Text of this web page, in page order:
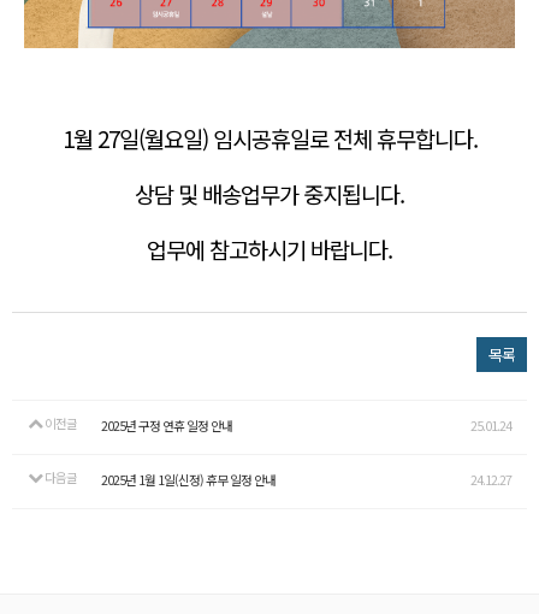
1월 27일(월요일) 임시공휴일로 전체 휴무합니다.
상담 및 배송업무가 중지됩니다.
업무에 참고하시기 바랍니다.
목록
이전글 2025년 구정 연휴 일정 안내 25.01.24
다음글 2025년 1월 1일(신정) 휴무 일정 안내 24.12.27